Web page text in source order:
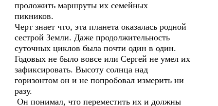
проложить маршруты их семейных
пикников.
Черт знает что, эта планета оказалась родной
сестрой Земли. Даже продолжительность
суточных циклов была почти один в один.
Годовых не было вовсе или Сергей не умел их
зафиксировать. Высоту солнца над
горизонтом он и не попробовал измерить ни
разу.
Он понимал, что переместить их и должны